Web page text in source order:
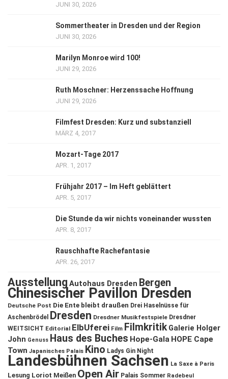
JUNI 30, 2026
Sommertheater in Dresden und der Region
JUNI 30, 2026
Marilyn Monroe wird 100!
JUNI 29, 2026
Ruth Moschner: Herzenssache Hoffnung
JUNI 29, 2026
Filmfest Dresden: Kurz und substanziell
MÄRZ 4, 2017
Mozart-Tage 2017
APR. 1, 2017
Frühjahr 2017 – Im Heft geblättert
APR. 5, 2017
Die Stunde da wir nichts voneinander wussten
APR. 8, 2017
Rauschhafte Rachefantasie
APR. 26, 2017
Ausstellung Autohaus Dresden Bergen
Chinesischer Pavillon Dresden
Deutsche Post Die Ente bleibt draußen Drei Haselnüsse für
Aschenbrödel
Dresden Dresdner Musikfestspiele Dresdner
WEITSICHT Editorial ElbUferei Film Filmkritik Galerie Holger
John Genuss Haus des Buches Hope-Gala HOPE Cape
Town Japanisches Palais Kino Ladys Gin Night
Landesbühnen Sachsen La Saxe à Paris
Lesung Loriot Meißen Open Air Palais Sommer Radebeul